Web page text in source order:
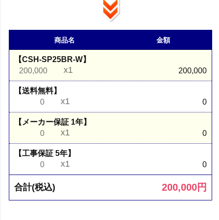
商品名 金額
【CSH-SP25BR-W】
200,000
x1 200,000
【送料無料】
0
x1 0
【メーカー保証 1年】
0
x1 0
【工事保証 5年】
0
x1 0
合計(税込) 200,000円